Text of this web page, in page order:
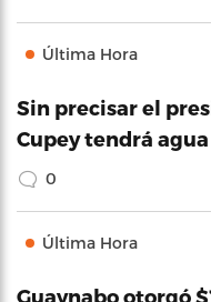
Última Hora
Sin precisar el
Cupey tendrá agua
0
Última Hora
Guaynabo otorgó